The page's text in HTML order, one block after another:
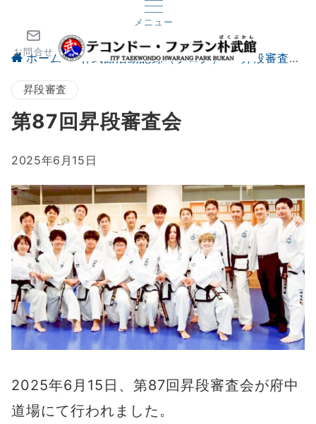
メニュー
お問合せ
ホーム 朴武館活動記録（ブログ） 昇段審査
昇段審査
第87回昇段審査会
2025年6月15日
2025年6月15日、第87回昇段審査会が府中
道場にて行われました。